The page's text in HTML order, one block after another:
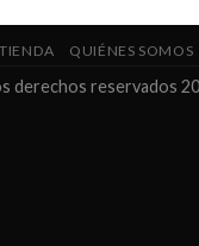
TIENDA QUIÉNES SOMOS
derechos reservados